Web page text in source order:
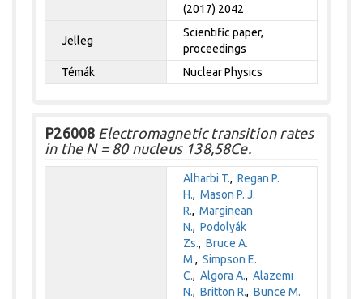
(2017) 2042
Jelleg
Scientific paper,
proceedings
Témák
Nuclear Physics
P26008 Electromagnetic transition rates
in the N = 80 nucleus 138,58Ce.
Alharbi T.,Regan P.
H.,Mason P. J.
R.,Marginean
N.,Podolyák
Zs.,Bruce A.
M.,Simpson E.
C.,Algora A.,Alazemi
N.,Britton R.,Bunce M.